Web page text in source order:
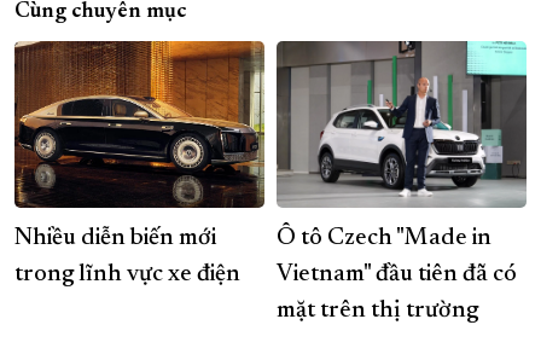
Cùng chuyên mục
Nhiều diễn biến mới
trong lĩnh vực xe điện
Ô tô Czech "Made in
Vietnam" đầu tiên đã có
mặt trên thị trường